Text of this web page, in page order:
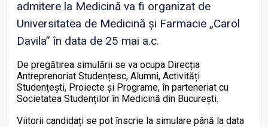
admitere la Medicină va fi organizat de
Universitatea de Medicină și Farmacie „Carol
Davila” în data de 25 mai a.c.
De pregătirea simulării se va ocupa Direcția
Antreprenoriat Studențesc, Alumni, Activități
Studențești, Proiecte și Programe, în parteneriat cu
Societatea Studenților în Medicină din București.
Viitorii candidați se pot înscrie la simulare până la data